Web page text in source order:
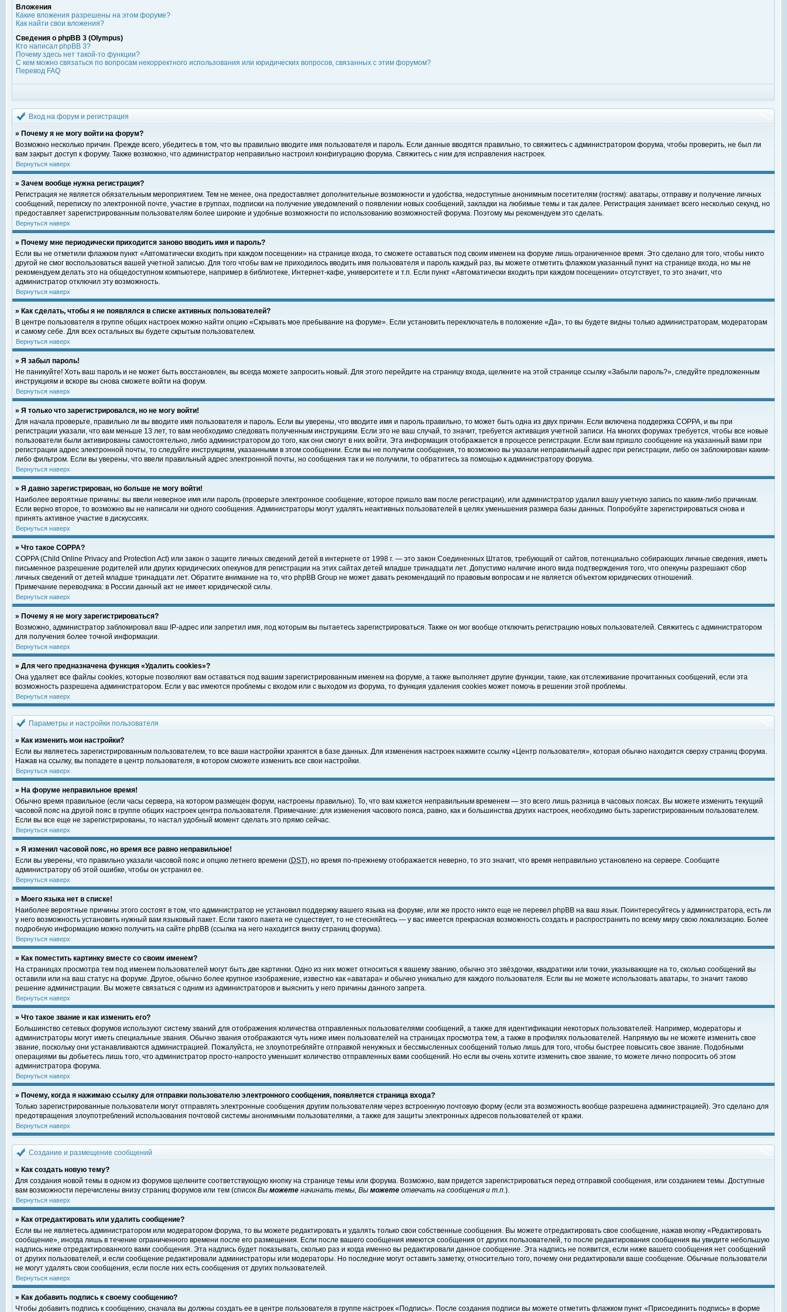
Вложения
Какие вложения разрешены на этом форуме?
Как найти свои вложения?
Сведения о phpBB 3 (Olympus)
Кто написал phpBB 3?
Почему здесь нет такой-то функции?
С кем можно связаться по вопросам некорректного использования или юридических вопросов, связанных с этим форумом?
Перевод FAQ
Вход на форум и регистрация
» Почему я не могу войти на форум?
Возможно несколько причин. Прежде всего, убедитесь в том, что вы правильно вводите имя пользователя и пароль. Если данные вводятся правильно, то свяжитесь с администратором форума, чтобы проверить, не был ли
вам закрыт доступ к форуму. Также возможно, что администратор неправильно настроил конфигурацию форума. Свяжитесь с ним для исправления настроек.
Вернуться наверх
» Зачем вообще нужна регистрация?
Регистрация не является обязательным мероприятием. Тем не менее, она предоставляет дополнительные возможности и удобства, недоступные анонимным посетителям (гостям): аватары, отправку и получение личных
сообщений, переписку по электронной почте, участие в группах, подписки на получение уведомлений о появлении новых сообщений, закладки на любимые темы и так далее. Регистрация занимает всего несколько секунд, но
предоставляет зарегистрированным пользователям более широкие и удобные возможности по использованию возможностей форума. Поэтому мы рекомендуем это сделать.
Вернуться наверх
» Почему мне периодически приходится заново вводить имя и пароль?
Если вы не отметили флажком пункт «Автоматически входить при каждом посещении» на странице входа, то сможете оставаться под своим именем на форуме лишь ограниченное время. Это сделано для того, чтобы никто
другой не смог воспользоваться вашей учетной записью. Для того чтобы вам не приходилось вводить имя пользователя и пароль каждый раз, вы можете отметить флажком указанный пункт на странице входа, но мы не
рекомендуем делать это на общедоступном компьютере, например в библиотеке, Интернет-кафе, университете и т.п. Если пункт «Автоматически входить при каждом посещении» отсутствует, то это значит, что
администратор отключил эту возможность.
Вернуться наверх
» Как сделать, чтобы я не появлялся в списке активных пользователей?
В центре пользователя в группе общих настроек можно найти опцию «Скрывать мое пребывание на форуме». Если установить переключатель в положение «Да», то вы будете видны только администраторам, модераторам
и самому себе. Для всех остальных вы будете скрытым пользователем.
Вернуться наверх
» Я забыл пароль!
Не паникуйте! Хоть ваш пароль и не может быть восстановлен, вы всегда можете запросить новый. Для этого перейдите на страницу входа, щелкните на этой странице ссылку «Забыли пароль?», следуйте предложенным
инструкциям и вскоре вы снова сможете войти на форум.
Вернуться наверх
» Я только что зарегистрировался, но не могу войти!
Для начала проверьте, правильно ли вы вводите имя пользователя и пароль. Если вы уверены, что вводите имя и пароль правильно, то может быть одна из двух причин. Если включена поддержка COPPA, и вы при
регистрации указали, что вам меньше 13 лет, то вам необходимо следовать полученным инструкциям. Если это не ваш случай, то значит, требуется активация учетной записи. На многих форумах требуется, чтобы все новые
пользователи были активированы самостоятельно, либо администратором до того, как они смогут в них войти. Эта информация отображается в процессе регистрации. Если вам пришло сообщение на указанный вами при
регистрации адрес электронной почты, то следуйте инструкциям, указанными в этом сообщении. Если вы не получили сообщения, то возможно вы указали неправильный адрес при регистрации, либо он заблокирован каким-
либо фильтром. Если вы уверены, что ввели правильный адрес электронной почты, но сообщения так и не получили, то обратитесь за помощью к администратору форума.
Вернуться наверх
» Я давно зарегистрирован, но больше не могу войти!
Наиболее вероятные причины: вы ввели неверное имя или пароль (проверьте электронное сообщение, которое пришло вам после регистрации), или администратор удалил вашу учетную запись по каким-либо причинам.
Если верно второе, то возможно вы не написали ни одного сообщения. Администраторы могут удалять неактивных пользователей в целях уменьшения размера базы данных. Попробуйте зарегистрироваться снова и
принять активное участие в дискуссиях.
Вернуться наверх
» Что такое COPPA?
COPPA (Child Online Privacy and Protection Act) или закон о защите личных сведений детей в интернете от 1998 г. — это закон Соединенных Штатов, требующий от сайтов, потенциально собирающих личные сведения, иметь
письменное разрешение родителей или других юридических опекунов для регистрации на этих сайтах детей младше тринадцати лет. Допустимо наличие иного вида подтверждения того, что опекуны разрешают сбор
личных сведений от детей младше тринадцати лет. Обратите внимание на то, что phpBB Group не может давать рекомендаций по правовым вопросам и не является объектом юридических отношений.
Примечание переводчика: в России данный акт не имеет юридической силы.
Вернуться наверх
» Почему я не могу зарегистрироваться?
Возможно, администратор заблокировал ваш IP-адрес или запретил имя, под которым вы пытаетесь зарегистрироваться. Также он мог вообще отключить регистрацию новых пользователей. Свяжитесь с администратором
для получения более точной информации.
Вернуться наверх
» Для чего предназначена функция «Удалить cookies»?
Она удаляет все файлы cookies, которые позволяют вам оставаться под вашим зарегистрированным именем на форуме, а также выполняет другие функции, такие, как отслеживание прочитанных сообщений, если эта
возможность разрешена администратором. Если у вас имеются проблемы с входом или с выходом из форума, то функция удаления cookies может помочь в решении этой проблемы.
Вернуться наверх
Параметры и настройки пользователя
» Как изменить мои настройки?
Если вы являетесь зарегистрированным пользователем, то все ваши настройки хранятся в базе данных. Для изменения настроек нажмите ссылку «Центр пользователя», которая обычно находится сверху страниц форума.
Нажав на ссылку, вы попадете в центр пользователя, в котором сможете изменить все свои настройки.
Вернуться наверх
» На форуме неправильное время!
Обычно время правильное (если часы сервера, на котором размещен форум, настроены правильно). То, что вам кажется неправильным временем — это всего лишь разница в часовых поясах. Вы можете изменить текущий
часовой пояс на другой пояс в группе общих настроек центра пользователя. Примечание: для изменения часового пояса, равно, как и большинства других настроек, необходимо быть зарегистрированным пользователем.
Если вы все еще не зарегистрированы, то настал удобный момент сделать это прямо сейчас.
Вернуться наверх
» Я изменил часовой пояс, но время все равно неправильное!
Если вы уверены, что правильно указали часовой пояс и опцию летнего времени (DST), но время по-прежнему отображается неверно, то это значит, что время неправильно установлено на сервере. Сообщите
администратору об этой ошибке, чтобы он устранил ее.
Вернуться наверх
» Моего языка нет в списке!
Наиболее вероятные причины этого состоят в том, что администратор не установил поддержку вашего языка на форуме, или же просто никто еще не перевел phpBB на ваш язык. Поинтересуйтесь у администратора, есть ли
у него возможность установить нужный вам языковый пакет. Если такого пакета не существует, то не стесняйтесь — у вас имеется прекрасная возможность создать и распространить по всему миру свою локализацию. Более
подробную информацию можно получить на сайте phpBB (ссылка на него находится внизу страниц форума).
Вернуться наверх
» Как поместить картинку вместе со своим именем?
На страницах просмотра тем под именем пользователей могут быть две картинки. Одно из них может относиться к вашему званию, обычно это звёздочки, квадратики или точки, указывающие на то, сколько сообщений вы
оставили или на ваш статус на форуме. Другое, обычно более крупное изображение, известно как «аватара» и обычно уникально для каждого пользователя. Если вы не можете использовать аватары, то значит таково
решение администрации. Вы можете связаться с одним из администраторов и выяснить у него причины данного запрета.
Вернуться наверх
» Что такое звание и как изменить его?
Большинство сетевых форумов используют систему званий для отображения количества отправленных пользователями сообщений, а также для идентификации некоторых пользователей. Например, модераторы и
администраторы могут иметь специальные звания. Обычно звания отображаются чуть ниже имен пользователей на страницах просмотра тем, а также в профилях пользователей. Напрямую вы не можете изменить свое
звание, поскольку они устанавливаются администрацией. Пожалуйста, не злоупотребляйте отправкой ненужных и бессмысленных сообщений только лишь для того, чтобы быстрее повысить свое звание. Подобными
операциями вы добьетесь лишь того, что администратор просто-напросто уменьшит количество отправленных вами сообщений. Но если вы очень хотите изменить свое звание, то можете лично попросить об этом
администратора форума.
Вернуться наверх
» Почему, когда я нажимаю ссылку для отправки пользователю электронного сообщения, появляется страница входа?
Только зарегистрированные пользователи могут отправлять электронные сообщения другим пользователям через встроенную почтовую форму (если эта возможность вообще разрешена администрацией). Это сделано для
предотвращения злоупотреблений использования почтовой системы анонимными пользователями, а также для защиты электронных адресов пользователей от кражи.
Вернуться наверх
Создание и размещение сообщений
» Как создать новую тему?
Для создания новой темы в одном из форумов щелкните соответствующую кнопку на странице темы или форума. Возможно, вам придется зарегистрироваться перед отправкой сообщения, или созданием темы. Доступные
вам возможности перечислены внизу страниц форумов или тем (список Вы можете начинать темы, Вы можете отвечать на сообщения и т.п.).
Вернуться наверх
» Как отредактировать или удалить сообщение?
Если вы не являетесь администратором или модератором форума, то вы можете редактировать и удалять только свои собственные сообщения. Вы можете отредактировать свое сообщение, нажав кнопку «Редактировать
сообщение», иногда лишь в течение ограниченного времени после его размещения. Если после вашего сообщения имеются сообщения от других пользователей, то после редактирования сообщения вы увидите небольшую
надпись ниже отредактированного вами сообщения. Эта надпись будет показывать, сколько раз и когда именно вы редактировали данное сообщение. Эта надпись не появится, если ниже вашего сообщения нет сообщений
от других пользователей, и если сообщение редактировали администраторы или модераторы. Но последние могут оставить заметку, относительно того, почему они редактировали ваше сообщение. Обычные пользователи
не могут удалять свои сообщения, если после них есть сообщения от других пользователей.
Вернуться наверх
» Как добавить подпись к своему сообщению?
Чтобы добавить подпись к сообщению, сначала вы должны создать ее в центре пользователя в группе настроек «Подпись». После создания подписи вы можете отметить флажком пункт «Присоединить подпись» в форме